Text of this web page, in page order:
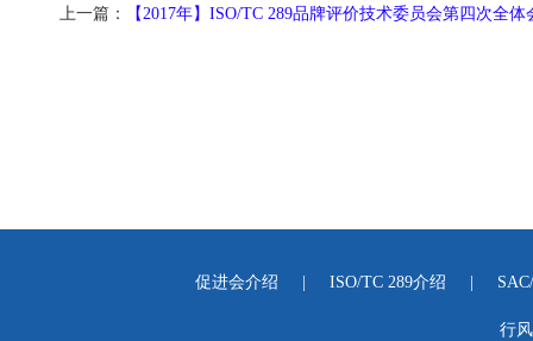
上一篇：
【2017年】ISO/TC 289品牌评价技术委员会第四次全
促进会介绍 ISO/TC 289介绍
行